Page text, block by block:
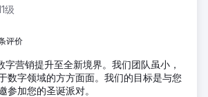
级
评价
营销提升至全新境界。我们团队虽小，
数字领域的方方面面。我们的目标是与您
参加您的圣诞派对。